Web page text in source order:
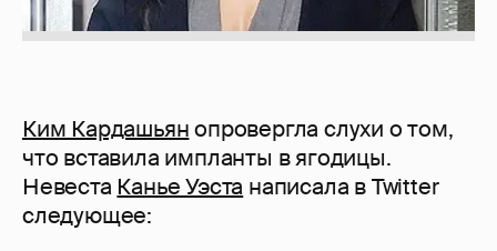
Ким Кардашьянопровергла слухи о том,
что вставила импланты в ягодицы.
Невеста Канье Уэста написала в Twitter
следующее: